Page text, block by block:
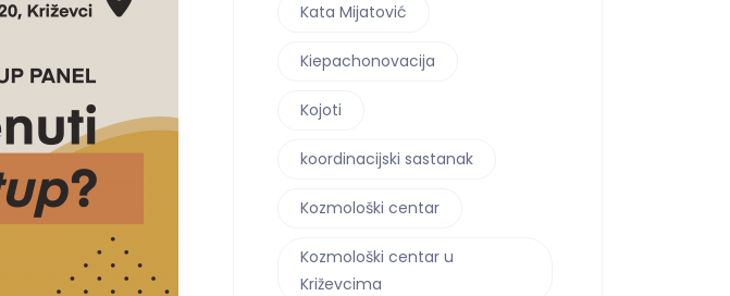
Kata Mijatović
Kiepachonovacija
Kojoti
koordinacijski sastanak
Kozmološki centar
Kozmološki centar u
Križevcima